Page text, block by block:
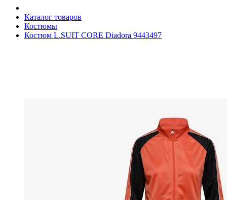
Каталог товаров
Костюмы
Костюм L.SUIT CORE Diadora 9443497